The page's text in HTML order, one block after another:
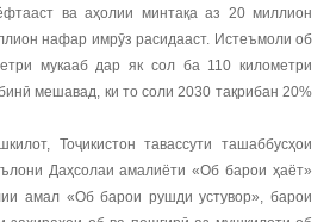
ва аҳолии минтақа аз 20 миллион
нафар имрӯз расидааст. Истеъмоли об
мукааб дар як сол ба 110 километри
мешавад, ки то соли 2030 тақрибан 20%
Тоҷикистон тавассути ташаббусҳои
Даҳсолаи амалиёти «Об барои ҳаёт»
амал «Об барои рушди устувор», барои